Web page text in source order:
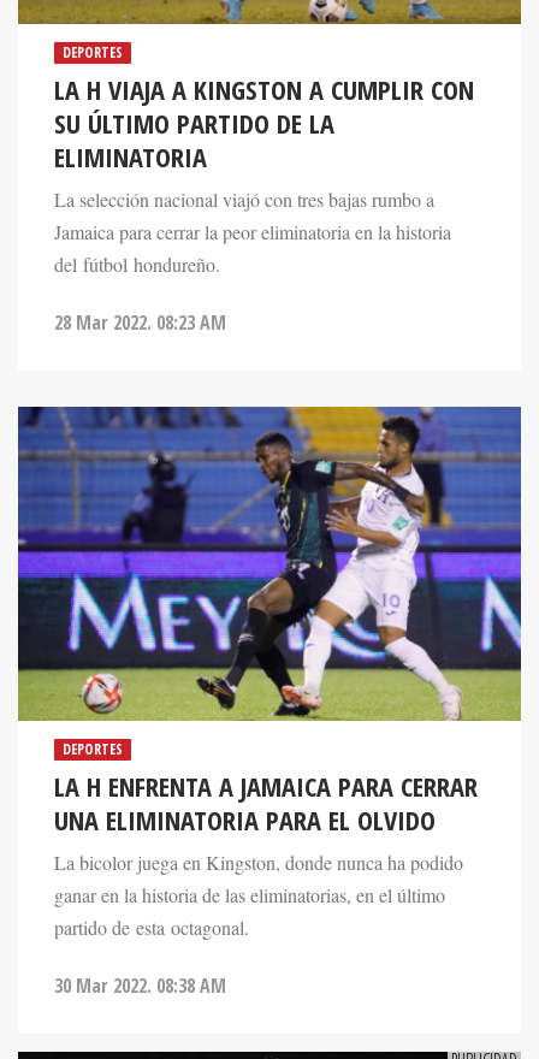
DEPORTES
LA H VIAJA A KINGSTON A CUMPLIR CON
SU ÚLTIMO PARTIDO DE LA
ELIMINATORIA
La selección nacional viajó con tres bajas rumbo a
Jamaica para cerrar la peor eliminatoria en la historia
del fútbol hondureño.
28 Mar 2022. 08:23 AM
DEPORTES
LA H ENFRENTA A JAMAICA PARA CERRAR
UNA ELIMINATORIA PARA EL OLVIDO
La bicolor juega en Kingston, donde nunca ha podido
ganar en la historia de las eliminatorias, en el último
partido de esta octagonal.
30 Mar 2022. 08:38 AM